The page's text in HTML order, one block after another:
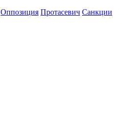
Оппозиция Протасевич Санкции